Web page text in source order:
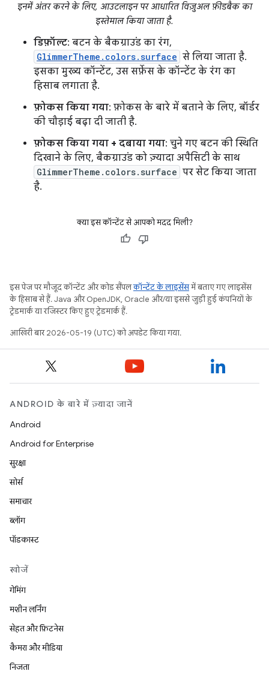
इनमें अंतर करने के लिए, आउटलाइन पर आधारित विज़ुअल फ़ीडबैक का
इस्तेमाल किया जाता है.
डिफ़ॉल्ट: बटन के बैकग्राउंड का रंग,
GlimmerTheme.colors.surface से लिया जाता है.
इसका मुख्य कॉन्टेंट, उस सर्फ़ेस के कॉन्टेंट के रंग का
हिसाब लगाता है.
फ़ोकस किया गया: फ़ोकस के बारे में बताने के लिए, बॉर्डर
की चौड़ाई बढ़ा दी जाती है.
फ़ोकस किया गया + दबाया गया: चुने गए बटन की स्थिति
दिखाने के लिए, बैकग्राउंड को ज़्यादा अपैसिटी के साथ
GlimmerTheme.colors.surface पर सेट किया जाता
है.
क्या इस कॉन्टेंट से आपको मदद मिली?
इस पेज पर मौजूद कॉन्टेंट और कोड सैंपलकॉन्टेंट के लाइसेंसमें बताए गए लाइसेंस
के हिसाब से हैं. Java और OpenJDK, Oracle और/या इससे जुड़ी हुई कंपनियों के
ट्रेडमार्क या रजिस्टर किए हुए ट्रेडमार्क हैं.
आखिरी बार 2026-05-19 (UTC) को अपडेट किया गया.
ANDROID के बारे में ज़्यादा जानें
Android
Android for Enterprise
सुरक्षा
सोर्स
समाचार
ब्लॉग
पॉडकास्ट
खोजें
गेमिंग
मशीन लर्निंग
सेहत और फ़िटनेस
कैमरा और मीडिया
निजता